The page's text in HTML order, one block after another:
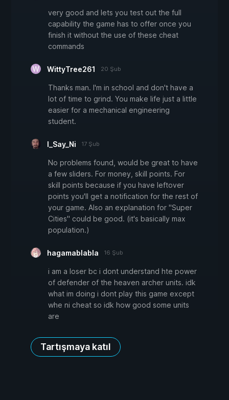
very good and lets you test out the full
capability the game has to offer once you
finish it without the use of these cheat
commands
WittyTree261 20 Şub
Thanks man. I'm in school and don't have a
lot of time to grind. You make life just a little
easier for a mechanical engineering
student.
I_Say_Ni 17 Şub
No problems found, would be great to have
a few sliders. For money, skill points. For
skill points because if you have leftover
points you'll get a notification for the rest of
your game. Also an explanation for "Super
Cities" could be good. (it's basically max
population.)
hagamablabla 16 Şub
i am a loser bc i dont understand hte power
of defender of the heaven archer units. idk
what im doing i dont play this game except
whe ni cheat so idk how good some units
are
Tartışmaya katıl